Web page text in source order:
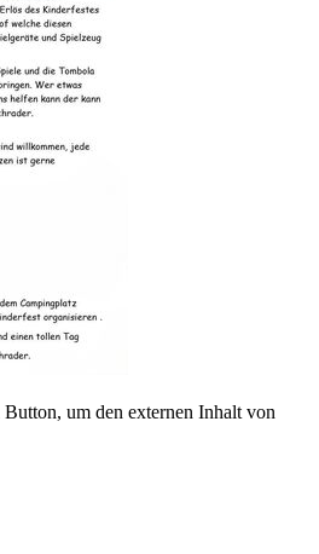
um den externen Inhalt von